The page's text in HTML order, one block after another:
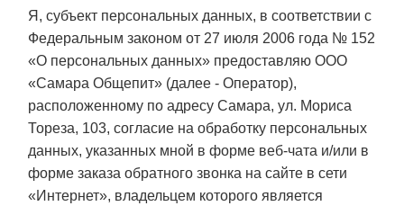
Я, субъект персональных данных, в соответствии с
Федеральным законом от 27 июля 2006 года № 152
«О персональных данных» предоставляю ООО
«Самара Общепит» (далее - Оператор),
расположенному по адресу Самара, ул. Мориса
Тореза, 103, согласие на обработку персональных
данных, указанных мной в форме веб-чата и/или в
форме заказа обратного звонка на сайте в сети
«Интернет», владельцем которого является